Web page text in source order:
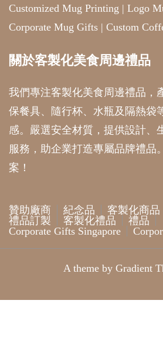
Customized Mug Printing | Logo
Corporate Mug Gifts | Custom
關於客製化美食周邊禮品
我們專注客製化美食周邊禮品，
保餐具、隨行杯、水瓶及隔熱袋
感。嚴選安全材質，提供設計、
服務，助企業打造專屬品牌禮品
案！
贊助廠商 紀念品 客製化商品
禮品訂製
客製化禮品
禮品
Corporate Gifts Singapore
A theme by Gradient